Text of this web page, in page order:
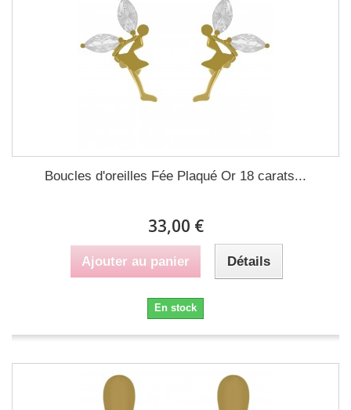
Boucles d'oreilles Fée Plaqué Or 18 carats...
33,00 €
Ajouter au panier Détails
En stock